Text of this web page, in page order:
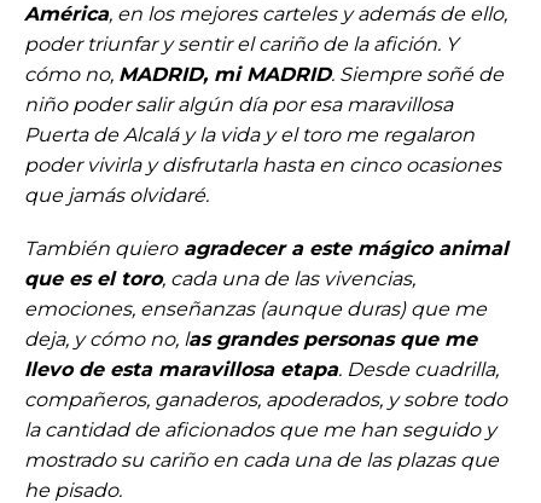
América, en los mejores carteles y además de ello,
poder triunfar y sentir el cariño de la afición. Y
cómo no, MADRID, mi MADRID. Siempre soñé de
niño poder salir algún día por esa maravillosa
Puerta de Alcalá y la vida y el toro me regalaron
poder vivirla y disfrutarla hasta en cinco ocasiones
que jamás olvidaré.
También quieroagradecer a este mágico animal
que es el toro, cada una de las vivencias,
emociones, enseñanzas (aunque duras) que me
deja, y cómo no, las grandes personas que me
llevo de esta maravillosa etapa. Desde cuadrilla,
compañeros, ganaderos, apoderados, y sobre todo
la cantidad de aficionados que me han seguido y
mostrado su cariño en cada una de las plazas que
he pisado.